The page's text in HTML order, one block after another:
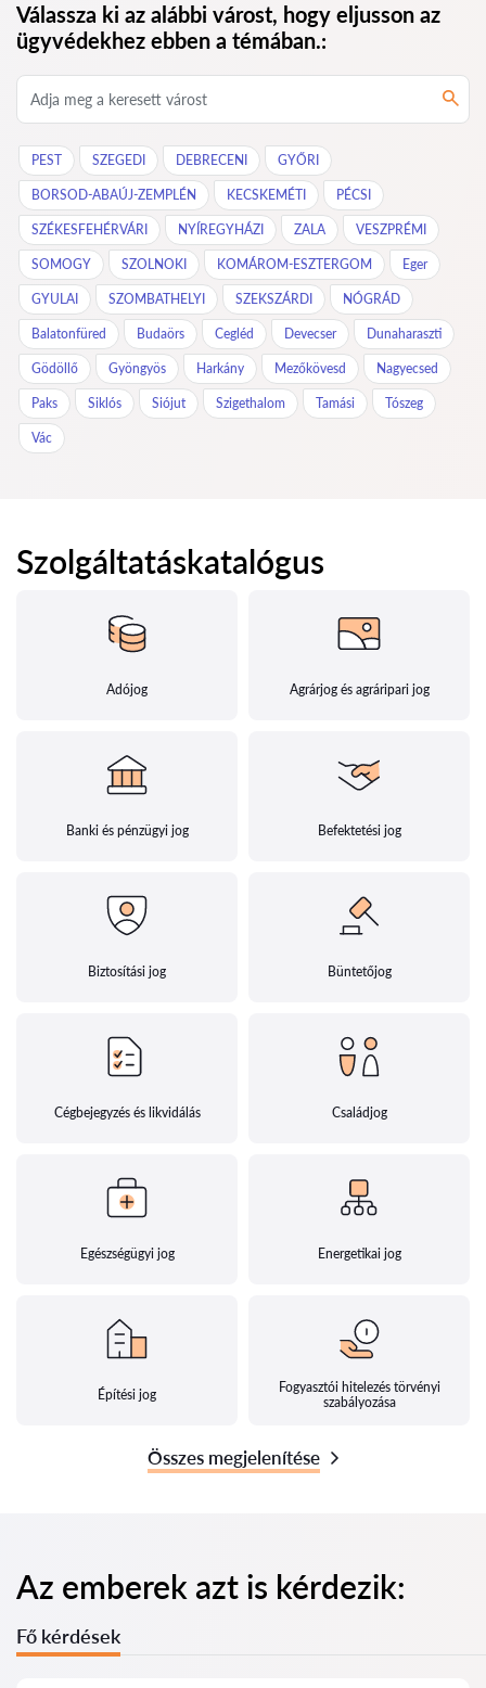
Válassza ki az alábbi várost, hogy eljusson az
ügyvédekhez ebben a témában.:
PEST SZEGEDI DEBRECENI GYŐRI
BORSOD-ABAÚJ-ZEMPLÉN KECSKEMÉTI PÉCSI
SZÉKESFEHÉRVÁRI NYÍREGYHÁZI ZALA VESZPRÉMI
SOMOGY SZOLNOKI KOMÁROM-ESZTERGOM Eger
GYULAI SZOMBATHELYI SZEKSZÁRDI NÓGRÁD
Balatonfüred Budaörs Cegléd Devecser Dunaharaszti
Gödöllő Gyöngyös Harkány Mezőkövesd Nagyecsed
Paks Siklós Siójut Szigethalom Tamási Tószeg
Vác
Szolgáltatáskatalógus
Adójog Agrárjog és agráripari jog
Banki és pénzügyi jog Befektetési jog
Biztosítási jog Büntetőjog
Cégbejegyzés és likvidálás Családjog
Egészségügyi jog Energetikai jog
Építési jog
Fogyasztói hitelezés törvényi
szabályozása
Összes megjelenítése
Az emberek azt is kérdezik:
Fő kérdések